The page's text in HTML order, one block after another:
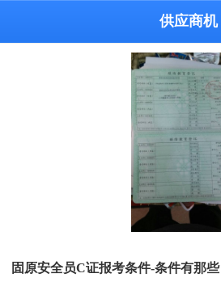
供应商机
固原安全员C证报考条件-条件有那些